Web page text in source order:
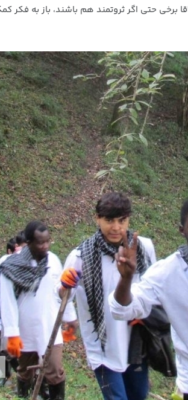
حتی اگر ثروتمند هم باشند، باز به فکر